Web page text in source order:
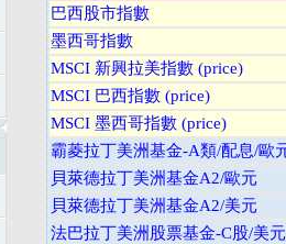
巴西股市指數
墨西哥指數
MSCI 新興拉美指數 (price)
MSCI 巴西指數 (price)
MSCI 墨西哥指數 (price)
霸菱拉丁美洲基金-A類/配息/歐
貝萊德拉丁美洲基金A2/歐元
貝萊德拉丁美洲基金A2/美元
法巴拉丁美洲股票基金-C股/美元